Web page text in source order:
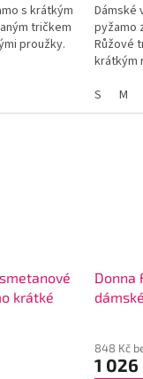
s krátkým
tričkem
proužky.
Dámské
pyžamo
Růžové
krátkým
šortky
S M
krátké
Donna
848 Kč
1 026